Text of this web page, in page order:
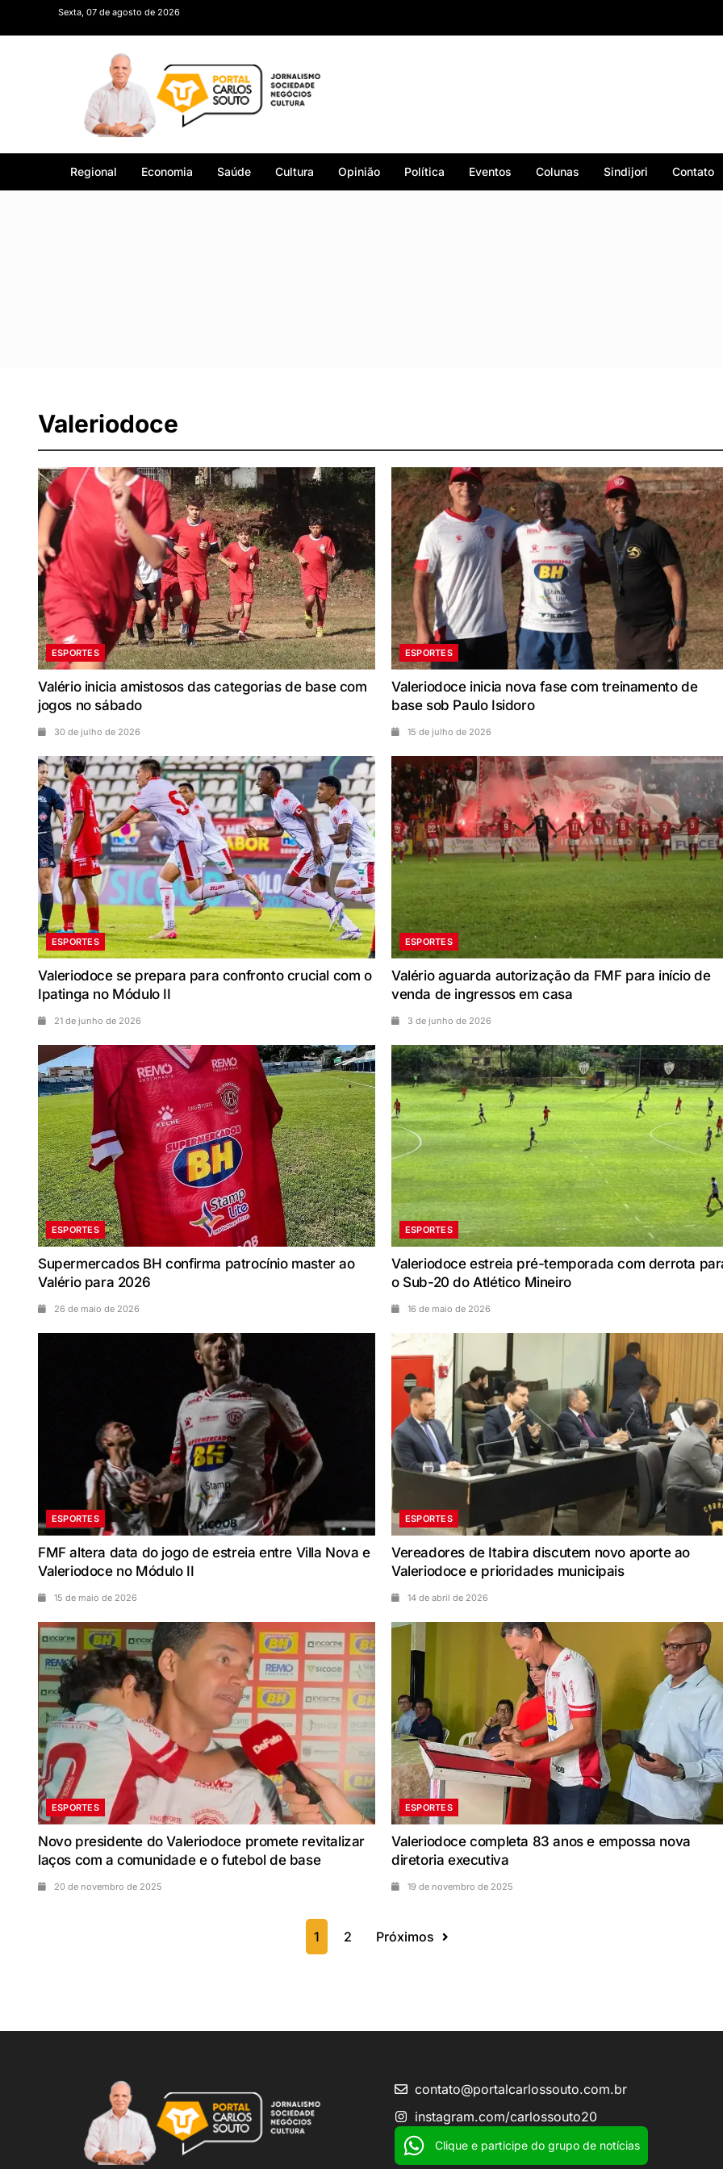
Sexta, 07 de agosto de 2026
Regional Economia Saúde Cultura Opinião Política Eventos Colunas Sindijori Contato
Valeriodoce
ESPORTES
Valério inicia amistosos das categorias de base com
jogos no sábado
30 de julho de 2026
ESPORTES
Valeriodoce inicia nova fase com treinamento de
base sob Paulo Isidoro
15 de julho de 2026
ESPORTES
Valeriodoce se prepara para confronto crucial com o
Ipatinga no Módulo II
21 de junho de 2026
ESPORTES
Valério aguarda autorização da FMF para início de
venda de ingressos em casa
3 de junho de 2026
ESPORTES
Supermercados BH confirma patrocínio master ao
Valério para 2026
26 de maio de 2026
ESPORTES
Valeriodoce estreia pré-temporada com derrota
o Sub-20 do Atlético Mineiro
16 de maio de 2026
ESPORTES
FMF altera data do jogo de estreia entre Villa Nova e
Valeriodoce no Módulo II
15 de maio de 2026
ESPORTES
Vereadores de Itabira discutem novo aporte ao
Valeriodoce e prioridades municipais
14 de abril de 2026
ESPORTES
Novo presidente do Valeriodoce promete revitalizar
laços com a comunidade e o futebol de base
20 de novembro de 2025
ESPORTES
Valeriodoce completa 83 anos e empossa nova
diretoria executiva
19 de novembro de 2025
1 2 Próximos
contato@portalcarlossouto.com.br
instagram.com/carlossouto20
Clique e participe do grupo de notícias